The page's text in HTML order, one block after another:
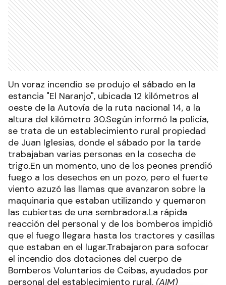
Un voraz incendio se produjo el sábado en la
estancia "El Naranjo", ubicada 12 kilómetros al
oeste de la Autovía de la ruta nacional 14, a la
altura del kilómetro 30.Según informó la policía,
se trata de un establecimiento rural propiedad
de Juan Iglesias, donde el sábado por la tarde
trabajaban varias personas en la cosecha de
trigo.En un momento, uno de los peones prendió
fuego a los desechos en un pozo, pero el fuerte
viento azuzó las llamas que avanzaron sobre la
maquinaria que estaban utilizando y quemaron
las cubiertas de una sembradora.La rápida
reacción del personal y de los bomberos impidió
que el fuego llegara hasta los tractores y casillas
que estaban en el lugar.Trabajaron para sofocar
el incendio dos dotaciones del cuerpo de
Bomberos Voluntarios de Ceibas, ayudados por
personal del establecimiento rural. (AIM)